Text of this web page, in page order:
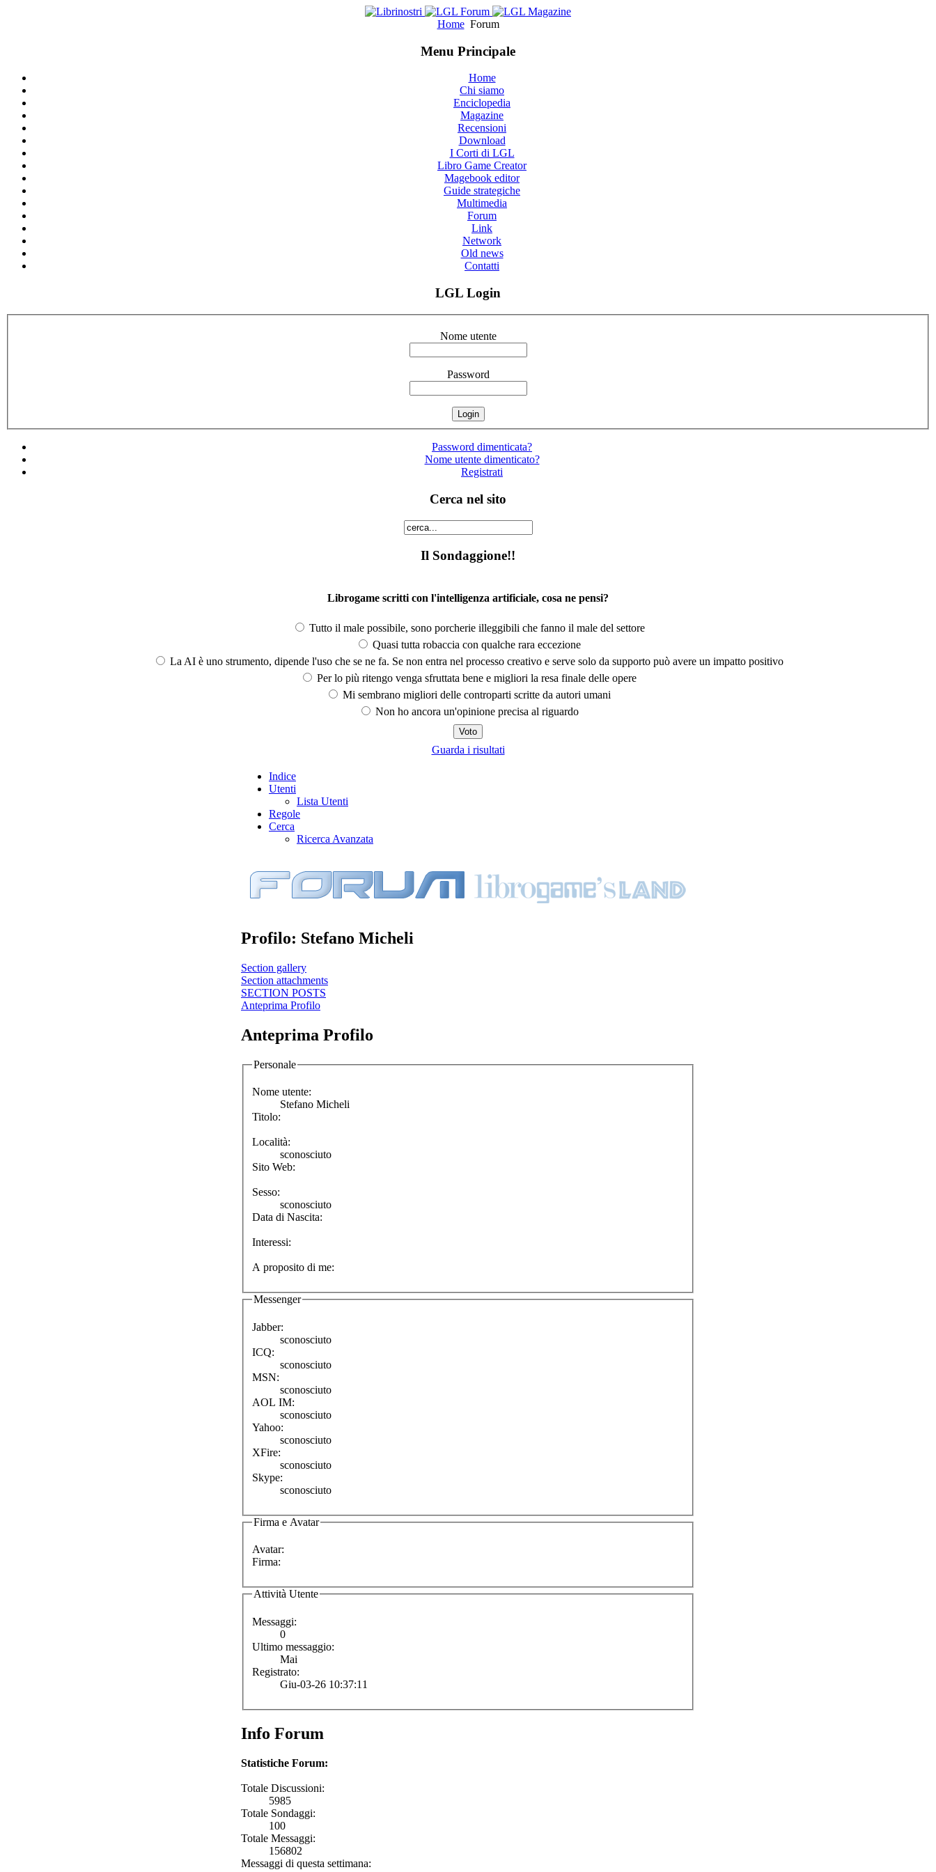
Home Forum
Menu Principale
Home
Chi siamo
Enciclopedia
Magazine
Recensioni
Download
I Corti di LGL
Libro Game Creator
Magebook editor
Guide strategiche
Multimedia
Forum
Link
Network
Old news
Contatti
LGL Login
Nome utente
Password
Password dimenticata?
Nome utente dimenticato?
Registrati
Cerca nel sito
Il Sondaggione!!
Librogame scritti con l'intelligenza artificiale, cosa ne pensi?
Tutto il male possibile, sono porcherie illeggibili che fanno il male del settore
Quasi tutta robaccia con qualche rara eccezione
La AI è uno strumento, dipende l'uso che se ne fa. Se non entra nel processo creativo e serve solo da supporto può avere un impatto positivo
Per lo più ritengo venga sfruttata bene e migliori la resa finale delle opere
Mi sembrano migliori delle controparti scritte da autori umani
Non ho ancora un'opinione precisa al riguardo
Guarda i risultati
Indice
Utenti
Lista Utenti
Regole
Cerca
Ricerca Avanzata
Profilo: Stefano Micheli
Section gallery
Section attachments
SECTION POSTS
Anteprima Profilo
Anteprima Profilo
Personale
Nome utente:
Stefano Micheli
Titolo:
Località:
sconosciuto
Sito Web:
Sesso:
sconosciuto
Data di Nascita:
Interessi:
A proposito di me:
Messenger
Jabber:
sconosciuto
ICQ:
sconosciuto
MSN:
sconosciuto
AOL IM:
sconosciuto
Yahoo:
sconosciuto
XFire:
sconosciuto
Skype:
sconosciuto
Firma e Avatar
Avatar:
Firma:
Attività Utente
Messaggi:
0
Ultimo messaggio:
Mai
Registrato:
Giu-03-26 10:37:11
Info Forum
Statistiche Forum:
Totale Discussioni:
5985
Totale Sondaggi:
100
Totale Messaggi:
156802
Messaggi di questa settimana: